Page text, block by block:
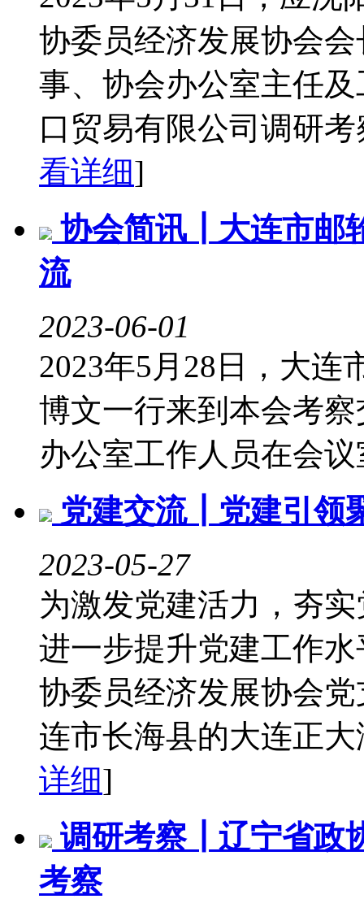
协委员经济发展协会
事、协会办公室主任
口贸易有限公司调研
看详细]
协会简讯┃大连市邮
流
2023-06-01
2023年5月28日，大连
博文一行来到本会考
办公室工作人员在会
党建交流┃党建引领
2023-05-27
为激发党建活力，夯
进一步提升党建工作
协委员经济发展协会
连市长海县的大连正
详细]
调研考察┃辽宁省政
考察